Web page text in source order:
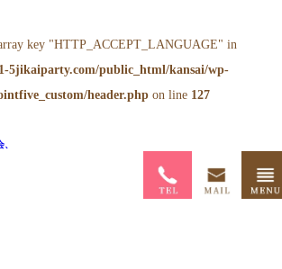
key "HTTP_ACCEPT_LANGUAGE" in
5jikaiparty.com/public_html/kansai/wp-
header.php on line 127